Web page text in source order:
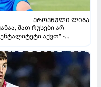
ᲔᲠᲝᲕᲜᲣᲚᲘ ᲚᲘᲒᲐ
მათ რუსები არ
აქვთ" -